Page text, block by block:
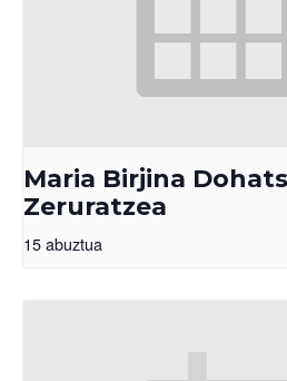
Maria Birjina
Zeruratzea
15 abuztua